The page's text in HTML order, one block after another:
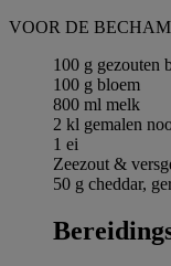
VOOR DE
100 g gezouten
100 g bloem
800 ml melk
2 kl gemalen
1 ei
Zeezout &
50 g cheddar,